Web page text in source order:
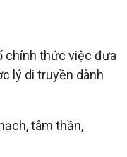
chính thức việc đưa
lý di truyền dành
tâm thần,